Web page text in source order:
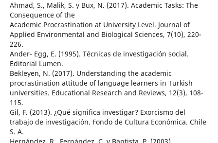
Ahmad, S., Malik, S. y Bux, N. (2017). Academic Tasks: The
Consequence of the
Academic Procrastination at University Level. Journal of
Applied Environmental and Biological Sciences, 7(10), 220-
226.
Ander- Egg, E. (1995). Técnicas de investigación social.
Editorial Lumen.
Bekleyen, N. (2017). Understanding the academic
procrastination attitude of language learners in Turkish
universities. Educational Research and Reviews, 12(3), 108-
115.
Gil, F. (2013). ¿Qué significa investigar? Exorcismo del
trabajo de investigación. Fondo de Cultura Económica. Chile
S. A.